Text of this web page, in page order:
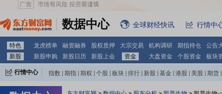
数据中心 全球财经快讯 行情中
特色 龙虎榜单 融资融券 股权质押 大宗交易 机构调研 期指持仓
公告
新股
新股申购 新股日历 新股上会 资金 大盘资金 个股资金 板块
行情中心 指数 期指 期权 个股 板块 排行 新股 基金 港股 美股 期货